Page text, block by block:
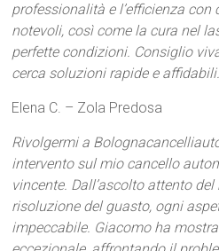
professionalità e l’efficienza
notevoli, così come la cura nel
perfette condizioni. Consiglio
cerca soluzioni rapide e affidabili.
Elena C. – Zola Predosa
Rivolgermi a
intervento sul mio cancello
vincente. Dall’ascolto attento
risoluzione del guasto, ogni
impeccabile. Giacomo ha